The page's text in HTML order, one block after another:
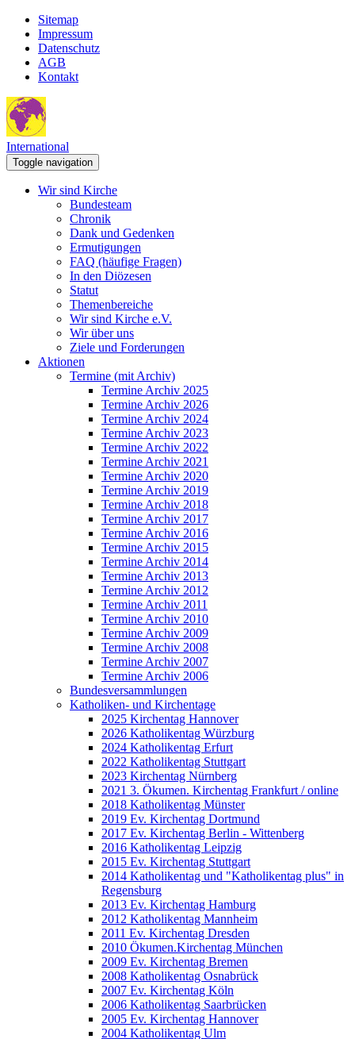
Sitemap
Impressum
Datenschutz
AGB
Kontakt
International
Toggle navigation
Wir sind Kirche
Bundesteam
Chronik
Dank und Gedenken
Ermutigungen
FAQ (häufige Fragen)
In den Diözesen
Statut
Themenbereiche
Wir sind Kirche e.V.
Wir über uns
Ziele und Forderungen
Aktionen
Termine (mit Archiv)
Termine Archiv 2025
Termine Archiv 2026
Termine Archiv 2024
Termine Archiv 2023
Termine Archiv 2022
Termine Archiv 2021
Termine Archiv 2020
Termine Archiv 2019
Termine Archiv 2018
Termine Archiv 2017
Termine Archiv 2016
Termine Archiv 2015
Termine Archiv 2014
Termine Archiv 2013
Termine Archiv 2012
Termine Archiv 2011
Termine Archiv 2010
Termine Archiv 2009
Termine Archiv 2008
Termine Archiv 2007
Termine Archiv 2006
Bundesversammlungen
Katholiken- und Kirchentage
2025 Kirchentag Hannover
2026 Katholikentag Würzburg
2024 Katholikentag Erfurt
2022 Katholikentag Stuttgart
2023 Kirchentag Nürnberg
2021 3. Ökumen. Kirchentag Frankfurt / online
2018 Katholikentag Münster
2019 Ev. Kirchentag Dortmund
2017 Ev. Kirchentag Berlin - Wittenberg
2016 Katholikentag Leipzig
2015 Ev. Kirchentag Stuttgart
2014 Katholikentag und "Katholikentag plus" in
Regensburg
2013 Ev. Kirchentag Hamburg
2012 Katholikentag Mannheim
2011 Ev. Kirchentag Dresden
2010 Ökumen.Kirchentag München
2009 Ev. Kirchentag Bremen
2008 Katholikentag Osnabrück
2007 Ev. Kirchentag Köln
2006 Katholikentag Saarbrücken
2005 Ev. Kirchentag Hannover
2004 Katholikentag Ulm